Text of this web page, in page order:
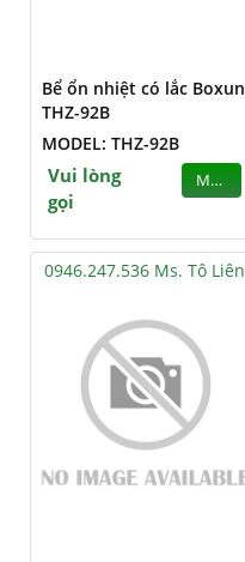
Bể ổn nhiệt có lắc Boxun
THZ-92B
MODEL: THZ-92B
Vui lòng
gọi
MUA
0946.247.536 Ms. Tô Liên